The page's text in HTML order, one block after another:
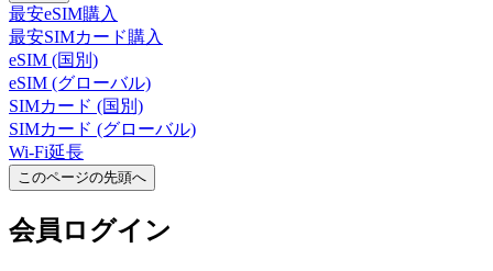
最安eSIM購入
最安SIMカード購入
eSIM (国別)
eSIM (グローバル)
SIMカード (国別)
SIMカード (グローバル)
Wi-Fi延長
このページの先頭へ
会員 ログイン